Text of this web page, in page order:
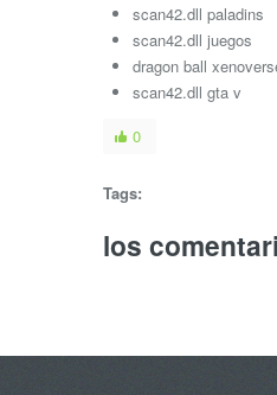
scan42.dll paladins
scan42.dll juegos
dragon ball
scan42.dll gta v
0
Tags:
los